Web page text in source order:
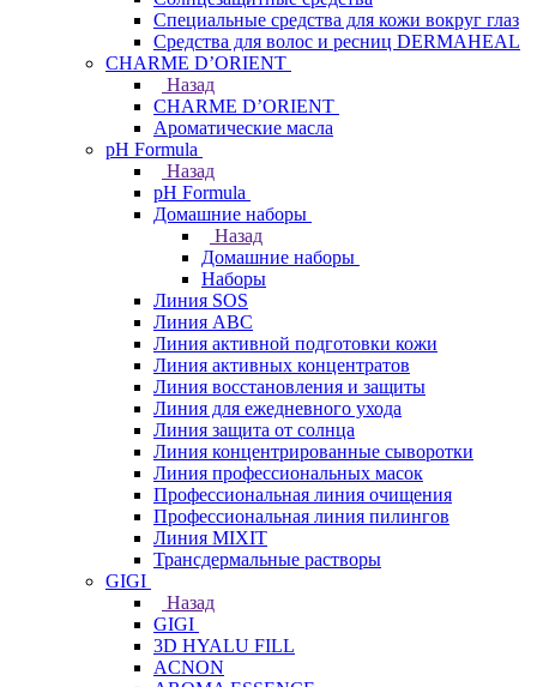
Специальные средства для кожи вокруг глаз
Средства для волос и ресниц DERMAHEAL
CHARME D’ORIENT
Назад
CHARME D’ORIENT
Ароматические масла
pH Formula
Назад
pH Formula
Домашние наборы
Назад
Домашние наборы
Наборы
Линия SOS
Линия АВС
Линия активной подготовки кожи
Линия активных концентратов
Линия восстановления и защиты
Линия для ежедневного ухода
Линия защита от солнца
Линия концентрированные сыворотки
Линия профессиональных масок
Профессиональная линия очищения
Профессиональная линия пилингов
Линия MIXIT
Трансдермальные растворы
GIGI
Назад
GIGI
3D HYALU FILL
ACNON